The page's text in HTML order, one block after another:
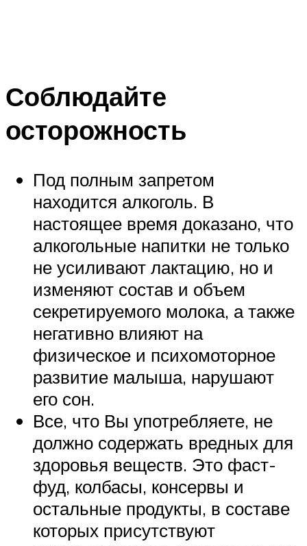
Соблюдайте
осторожность
Под полным запретом
находится алкоголь. В
настоящее время доказано, что
алкогольные напитки не только
не усиливают лактацию, но и
изменяют состав и объем
секретируемого молока, а также
негативно влияют на
физическое и психомоторное
развитие малыша, нарушают
его сон.
Все, что Вы употребляете, не
должно содержать вредных для
здоровья веществ. Это фаст-
фуд, колбасы, консервы и
остальные продукты, в составе
которых присутствуют